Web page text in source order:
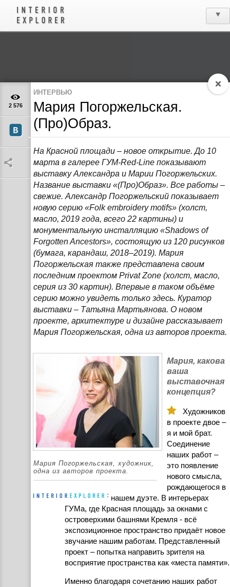
2 576
ИНТЕРВЬЮ
Мария Погоржельская.
(Про)Образ.
На Красной площади – новое открытие. До 10
марта в галерее ГУМ-Red-Line показывают
выставку Александра и Марии Погоржельских.
Название выставки «(Про)Образ». Все работы –
свежие. Александр Погоржельский показывает
новую серию «Folk embroidery motifs» (холст,
масло, 2019 года, всего 22 картины) и
монументальную инсталляцию «Shadows of
Forgotten Ancestors», состоящую из 120 рисунков
(бумага, карандаш, 2018–2019). Мария
Погоржельская также представлена своим
последним проектом Privat Zone (холст, масло,
серия из 30 картин). Впервые в таком объёме
серию можно увидеть только здесь. Куратор
выставки – Татьяна Мартьянова. О новом
проекте, архитектуре и дизайне рассказывает
Мария Погоржельская, одна из авторов проекта.
Мария Погоржельская, художник,
одна из авторов проекта.
Мария, какова
ваша
выставочная
концепция?
Художников
в проекте двое –
я и мой брат.
Соединение
наших работ –
это появление
нового смысла,
рождающегося в
нашем дуэте. В интерьерах
ГУМа, где Красная площадь за окнами с
островерхими башнями Кремля - всё
экспозиционное пространство придаёт новое
звучание нашим работам. Представленный
проект – попытка направить зрителя на
восприятие пространства как «места памяти».
Именно благодаря сочетанию наших работ